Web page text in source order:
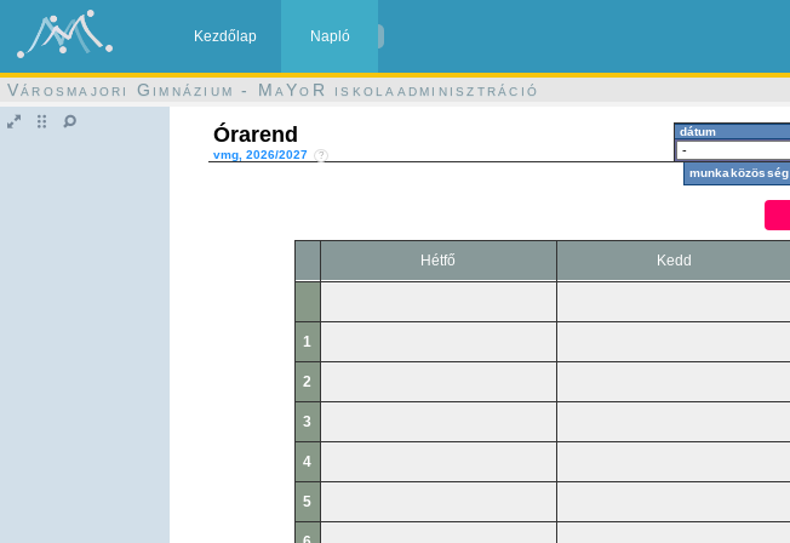
Kezdőlap Napló
Városmajori Gimnázium - MaYoR iskolaadminisztráció
Órarend
vmg, 2026/2027 ?
dátum
munkaközösség
Hétfő Kedd
1
2
3
4
5